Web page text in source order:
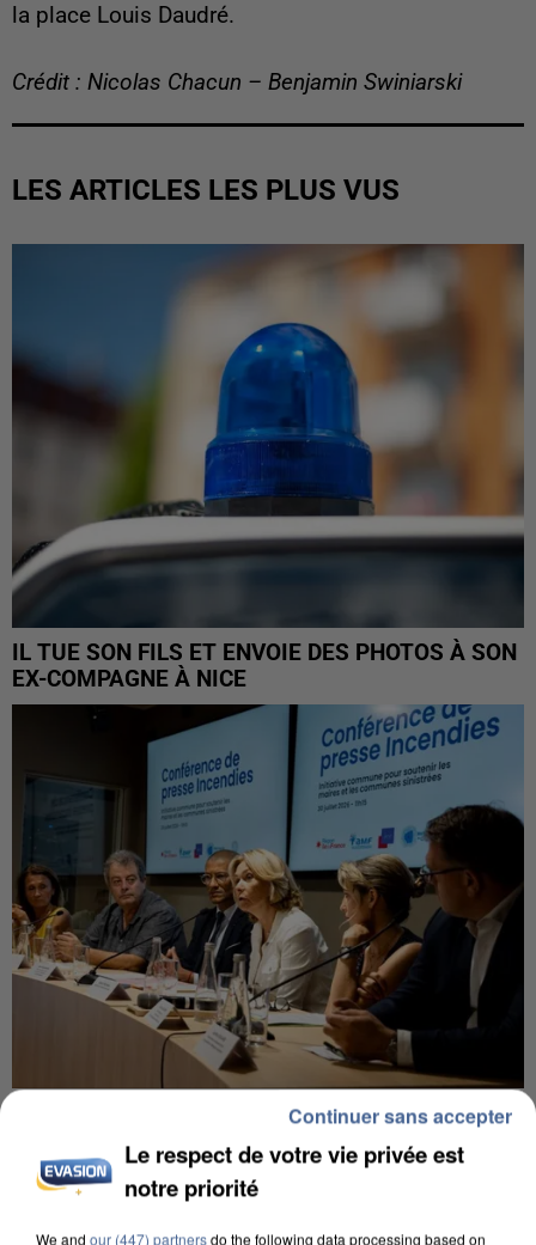
la place Louis Daudré.
Crédit : Nicolas Chacun – Benjamin Swiniarski
LES ARTICLES LES PLUS VUS
IL TUE SON FILS ET ENVOIE DES PHOTOS À SON
EX-COMPAGNE À NICE
INCENDIES : L’ÎLE-DE-FRANCE LANCE UN ÉLAN
DE SOLIDARITÉ AVEC LES...
Le respect de votre vie privée est
notre priorité
We and our (447) partnersdo the following data processing based on
Continuer sans accepter